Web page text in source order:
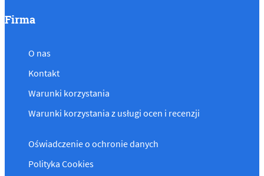
Firma
O nas
Kontakt
Warunki korzystania
Warunki korzystania z usługi ocen i recenzji
Oświadczenie o ochronie danych
Polityka Cookies